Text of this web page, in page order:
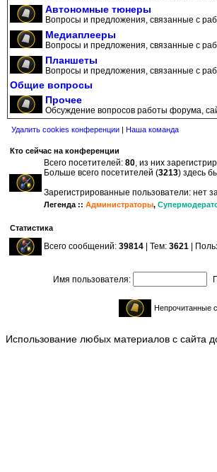
Автономные тюнеры
Вопросы и предложения, связанные с
Медиаплееры
Вопросы и предложения, связанные с
Планшеты
Вопросы и предложения, связанные с
Общие вопросы
Прочее
Обсуждение вопросов работы форума,
Удалить cookies конференции | Наша команда
Кто сейчас на конференции
Всего посетителей: 80, из них
Больше всего посетителей (3213) здесь
Зарегистрированные пользователи: нет
Легенда :: Администраторы,
Статистика
Всего сообщений: 39814 | Тем: 3621 |
Имя пользователя:
Непрочитанные
Использование любых материалов с сайта